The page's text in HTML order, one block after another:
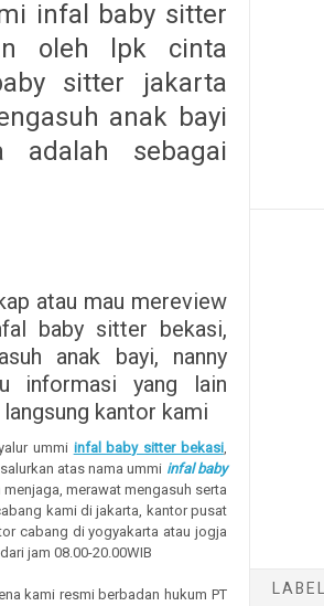
infal baby sitter
oleh lpk cinta
sitter jakarta
anak bayi
adalah sebagai
atau mau mereview
baby sitter bekasi,
anak bayi, nanny
informasi yang lain
kantor kami
ummi infal baby sitter bekasi,
atas nama ummi infal baby
merawat mengasuh serta
kami di jakarta, kantor pusat
cabang di yogyakarta atau jogja
jam 08.00-20.00WIB
kami resmi berbadan hukum PT